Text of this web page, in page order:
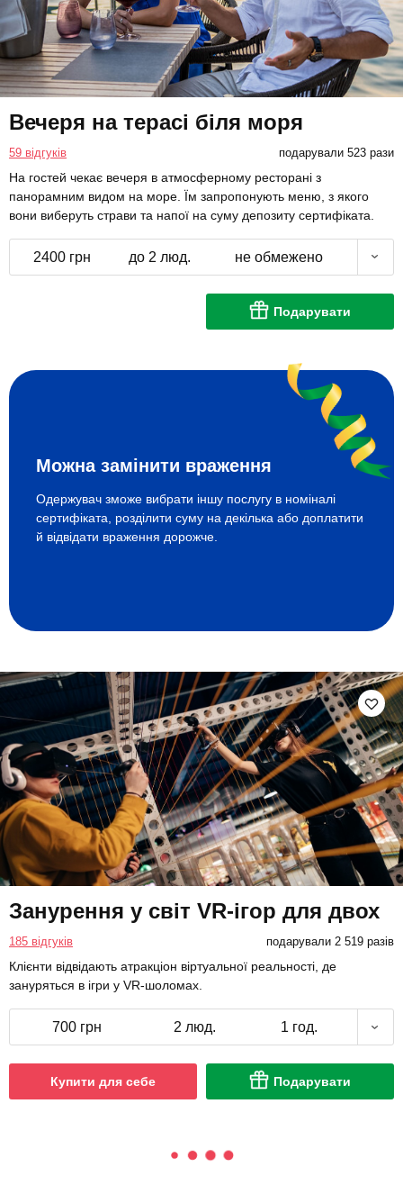
Вечеря на терасі біля моря
59 відгуків подарували 523 рази
На гостей чекає вечеря в атмосферному ресторані з
панорамним видом на море. Їм запропонують меню, з якого
вони виберуть страви та напої на суму депозиту сертифіката.
2400 грн до 2 люд. не обмежено
Подарувати
Можна замінити враження
Одержувач зможе вибрати іншу послугу в номіналі
сертифіката, розділити суму на декілька або доплатити
й відвідати враження дорожче.
Занурення у світ VR-ігор для двох
185 відгуків подарували 2 519 разів
Клієнти відвідають атракціон віртуальної реальності, де
зануряться в ігри у VR-шоломах.
700 грн 2 люд. 1 год.
Купити для себе Подарувати